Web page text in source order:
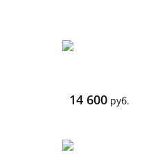
14 600 руб.